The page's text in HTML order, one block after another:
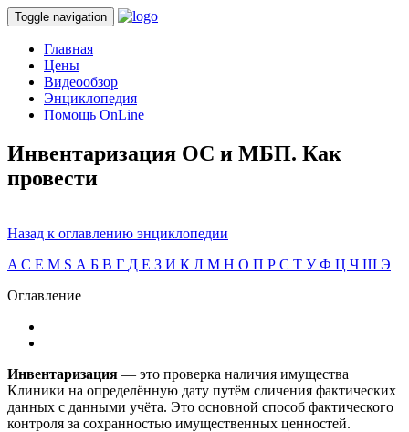
Toggle navigation
Главная
Цены
Видеообзор
Энциклопедия
Помощь OnLine
Инвентаризация ОС и МБП. Как
провести
Назад к оглавлению энциклопедии
A C E M S А Б В Г Д Е З И К Л М Н О П Р С Т УФ Ц Ч Ш Э
Оглавление
Инвентаризация — это проверка наличия имущества
Клиники на определённую дату путём сличения фактических
данных с данными учёта. Это основной способ фактического
контроля за сохранностью имущественных ценностей.